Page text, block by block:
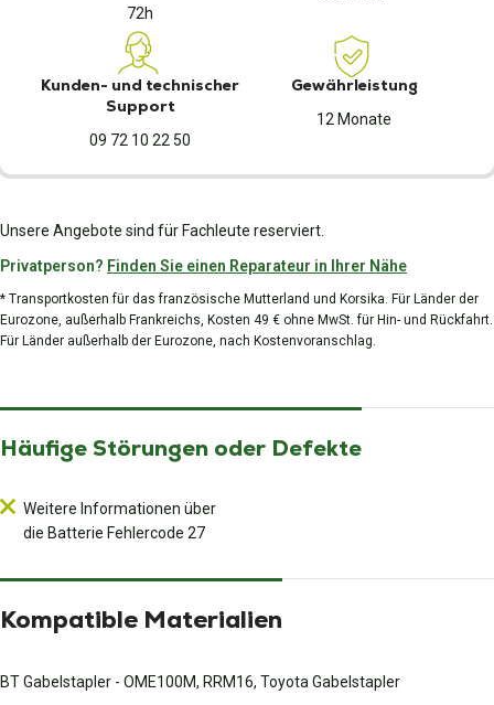
72h
Kunden- und technischer
Support
09 72 10 22 50
Gewährleistung
12 Monate
Unsere Angebote sind für Fachleute reserviert.
Privatperson? Finden Sie einen Reparateur in Ihrer Nähe
* Transportkosten für das französische Mutterland und Korsika. Für Länder der
Eurozone, außerhalb Frankreichs, Kosten 49 € ohne MwSt. für Hin- und Rückfahrt.
Für Länder außerhalb der Eurozone, nach Kostenvoranschlag.
Häufige Störungen oder Defekte
Weitere Informationen über
die Batterie Fehlercode 27
Kompatible Materialien
BT Gabelstapler - OME100M, RRM16, Toyota Gabelstapler